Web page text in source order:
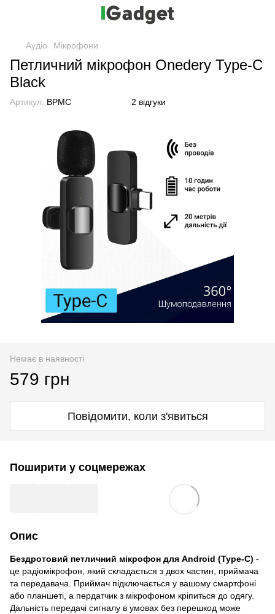
Аудіо Мікрофони
Петличний мікрофон Onedery Type-C
Black
Артикул: BPMС 2 відгуки
Немає в наявності
579 грн
Повідомити, коли з'явиться
Поширити у соцмережах
Опис
Бездротовий петличний мікрофон для Android (Type-C) -
це радіомікрофон, який складається з двох частин, приймача
та передавача. Приймач підключається у вашому смартфоні
або планшеті, а пердатчик з мікрофоном кріпиться до одягу.
Дальність передачі сигналу в умовах без перешкод може